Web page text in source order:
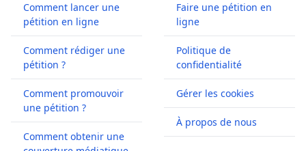
Comment lancer une
pétition en ligne
Comment rédiger une
pétition ?
Comment promouvoir
une pétition ?
Comment obtenir une
Faire une pétition en
ligne
Politique de
confidentialité
Gérer les cookies
À propos de nous